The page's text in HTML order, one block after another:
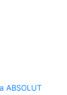
ABSOLUT